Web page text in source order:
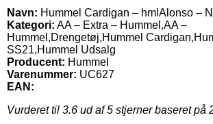
Navn: Hummel Cardigan – hmlAlonso –
Kategori: AA – Extra – Hummel,AA –
Hummel,Drengetøj,Hummel
SS21,Hummel Udsalg
Producent: Hummel
Varenummer: UC627
EAN:
Vurderet til 3.6 ud af 5 stjerner baseret på